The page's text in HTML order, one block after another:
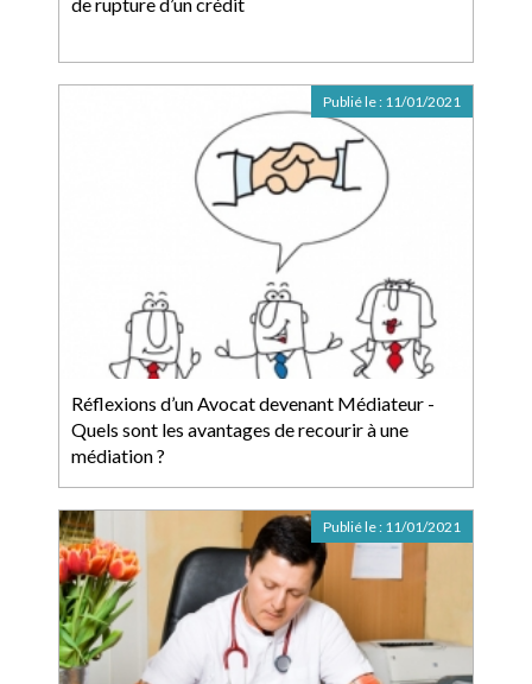
Réflexions d’un Avocat devenant Médiateur -
Quels sont les avantages de recourir à une
médiation ?
Publié le : 11/01/2021
Publié le : 11/01/2021